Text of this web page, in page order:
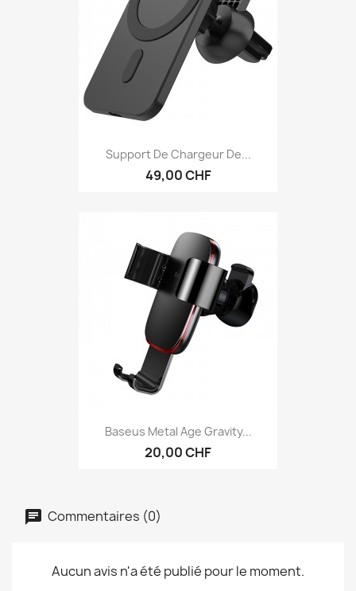
Support De Chargeur De...
49,00 CHF
Baseus Metal Age Gravity...
20,00 CHF
Commentaires (0)
Aucun avis n'a été publié pour le moment.